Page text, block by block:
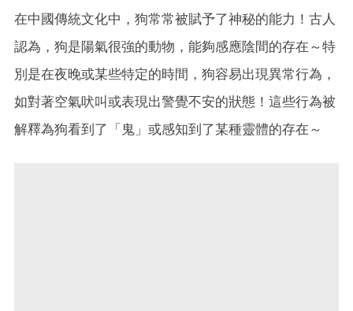
在中國傳統文化中，狗常常被賦予了神秘的能力！古人
認為，狗是陽氣很強的動物，能夠感應陰間的存在～特
別是在夜晚或某些特定的時間，狗容易出現異常行為，
如對著空氣吠叫或表現出警覺不安的狀態！這些行為被
解釋為狗看到了「鬼」或感知到了某種靈體的存在～